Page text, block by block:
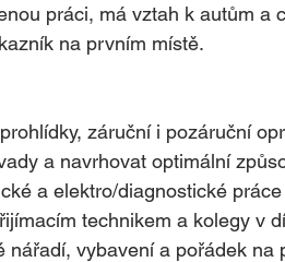
práci, má vztah k autům a
na prvním místě.
záruční i pozáruční
a navrhovat optimální
a elektro/diagnostické
technikem a kolegy v
nářadí, vybavení a pořádek na